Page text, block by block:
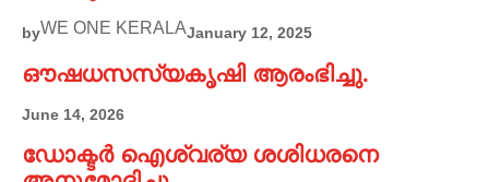
byWE ONE KERALAJanuary 12, 2025
ഔഷധസസ്യകൃഷി ആരംഭിച്ചു.
June 14, 2026
ഡോക്ടർ ഐശ്വര്യ ശശിധരനെ